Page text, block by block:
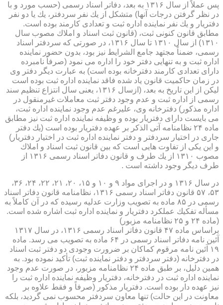
پس عملاً از سال ۱۳۱۶ به بعد، دفاتر اسناد رسمی (حسب مورد و با
در نظر گرفتن درجات آنها) متشكل از یك نفر سردفتر، یك یا دو نفر
دفتریار و یك نفر نماینده اداره ثبت و تعدادی كارمند بوده است.
مطابق قانون كنونی ثبت، (قانون ثبت اسناد و املاك مصوب سال
۱۳۱۰) از سال ۱۳۱۰ تا سال ۱۳۱۶، در صورتی كه سردفتر اسناد
رسمی، ضمناً مجتهد جامع الشرایط نیز بود، بدون حضور نماینده
اداره ثبت و به تنهایی دفتر خود را اداره می نمود (صرفاً نامبرده
دارای تعدادی كارمند دفترخانه بوده است) به عبارت دیگر دفتر وی
در زمان حاكمیت قانون یاد شده فاقد نماینده اداره ثبت بوده است
لیكن از این تاریخ به بعد، (ازسال ۱۳۱۶، یعنی سال انتزاع تنظیم سند
رسمی از اداره ثبت و عدم وجود دفتر ثبت معاملات غیرمنقول در
اداره مذكور) دفترخانه وی، علیرغم عدم وجود نماینده اداره ثبت،
می بایست دارای دفتریار بوده و وظیفه نماینده اداره ثبت نیز مطابق
ماده ۲۴ نظامنامه آتی الذكر بر عهده دفتریار بوده است (یك دفتر
جاری در اختیار سردفتر و دفتر نماینده اداره ثبت در اختیار دفتریار)
و این یكی از تفاوت هایی است كه بین قانون ثبت اسناد و املاك
مصوب ۱۳۱۰ از یك طرف و قانون دفاتر اسناد رسمی ۱۳۱۶ از
طرف دیگر وجود داشته است .
در سال ۱۳۱۶ و در اجرای مواد ۹ و ۱۰ و ۱۵، ۲۰، ۲۱، ۲۲، ۲۴، ۳۶،
۵۳، ۵۷ قانون دفاتر اسناد رسمی ۱۳۱۶، نظامنامه قانون دفاتر اسناد
رسمی در ۸۵ ماده به تصویب وزارت عدلیه رسیده كه در آن كاملاً به
مسأله تفكیك عملكرد دفتریار و نماینده اداره ثبت اشاره شده است.
(ماده ۲۴ و ۲۵ نظامنامه مزبور)
براساس ماده ۴۷ قانون دفاتر اسناد رسمی ۱۳۱۶، در سال ۱۳۱۷
آئین نامه دفاتر اسناد رسمی در ۶۴ ماده به تصویب می رسد. ماده
۱۹ آئین نامه مرقوم كماكان بر ضرورت وجودی دو دفتر ثبت اسناد
در دفترخانه (دفتر سردفتر و دفتر نماینده ثبت) تأكید نموده بود. به
همین دلیل، بر طبق ماده ۲۴ نظامنامه مزبور، در صورت عدم وجود
نماینده اداره ثبت در دفترخانه، دفتریار وظیفه نماینده اداره ثبت را
نیز عهده دار بوده است. دفتریار مذكور (صرفاً و فقط علاوه بر
معاونت در این حالت) تنها معاون سردفتر محسوب نمی گردید، بلكه